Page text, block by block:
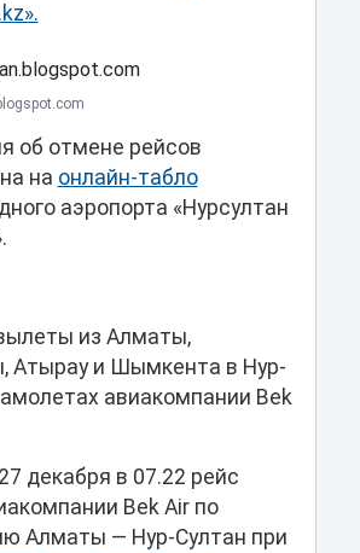
об отмене рейсов
на онлайн-табло
аэропорта «Нурсултан
из Алматы,
Атырау и Шымкента в Нур-
авиакомпании Bek
декабря в 07.22 рейс
Bek Air по
Алматы — Нур-Султан при